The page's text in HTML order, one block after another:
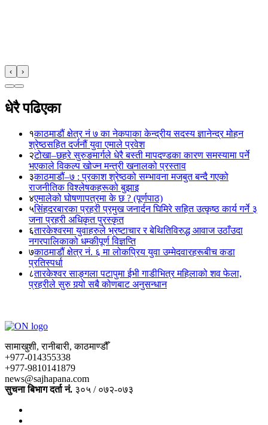
‹ ›
धेरै पढिएका
१काठमाडौं क्षेत्र नं ७ का नेकपाका केन्द्रीय सदस्य ज्ञानेन्द्र मोहन
श्रेष्ठसहित दर्जनौं युवा एमाले प्रवेश
२टोखा–छहरे सुरुङमार्गले धेरै बस्ती मापदण्डका कारण समस्यामा पर्ने
भएकाले विकल्प खोज्न मन्त्री खनालको प्रस्ताव
३काठमाडौं–७ : प्रकाश श्रेष्ठको सम्भावना मजबुत बन्दै गएको
राजनीतिक विश्लेषकहरूको बुझाइ
४एमालेको घोषणापत्रमा के छ ? (पूर्णपाठ)
५सिंहदरबारका प्रहरी प्रमुख जनार्दन घिमिरे सहित उत्कृष्ठ कार्य गर्ने ३
जना प्रहरी अधिकृत पुरस्कृत
६तारकेश्वरमा युवाहरुले भ्रष्टाचार र बेथितिविरुद्ध आवाज उठाँउदा
नगरपालिकाको धम्कीपूर्ण विज्ञप्ति
७काठमाडौं क्षेत्र नं. ६ मा लोकप्रिय युवा उम्मेदवारहरूबीच कडा
प्रतिस्पर्धा
८तारकेश्वर साङ्गला पटापुमा ईभी गाडीभित्र महिलाको शव फेला,
प्रहरीले सुरु गर्‍यो सबै कोणबाट अनुसन्धान
सामाखुशी, रानीबारी, काठमाण्डौँ
+977-014355338
+977-9810141879
news@sajhapana.com
सुचना बिभाग दर्ता नं. ३०५ / ०७२-०७३